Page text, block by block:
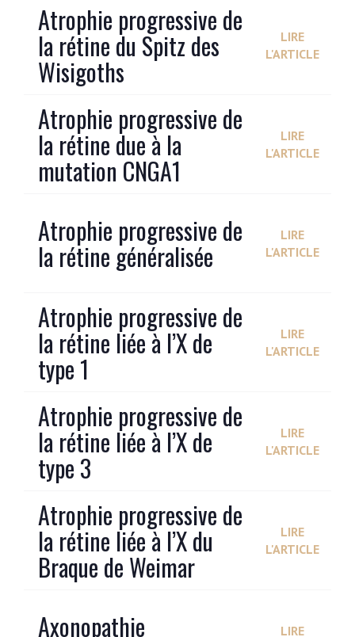
Atrophie progressive de
la rétine du Spitz des
Wisigoths
LIRE
L'ARTICLE
Atrophie progressive de
la rétine due à la
mutation CNGA1
LIRE
L'ARTICLE
Atrophie progressive de
la rétine généralisée
LIRE
L'ARTICLE
Atrophie progressive de
la rétine liée à l’X de
type 1
LIRE
L'ARTICLE
Atrophie progressive de
la rétine liée à l’X de
type 3
LIRE
L'ARTICLE
Atrophie progressive de
la rétine liée à l’X du
Braque de Weimar
LIRE
L'ARTICLE
Axonopathie LIRE